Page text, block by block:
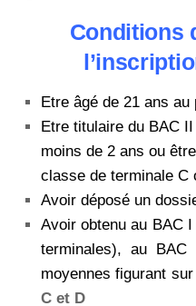
Conditions
Etre âgé de 21 ans
Etre titulaire du BAC
moins de 2 ans ou
classe de terminale C
Avoir déposé un
Avoir obtenu au BAC
terminales), au
moyennes figurant
C et D